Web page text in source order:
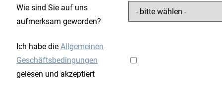
Wie sind Sie auf uns
aufmerksam geworden?
Ich habe die Allgemeinen
Geschäftsbedingungen
gelesen und akzeptiert